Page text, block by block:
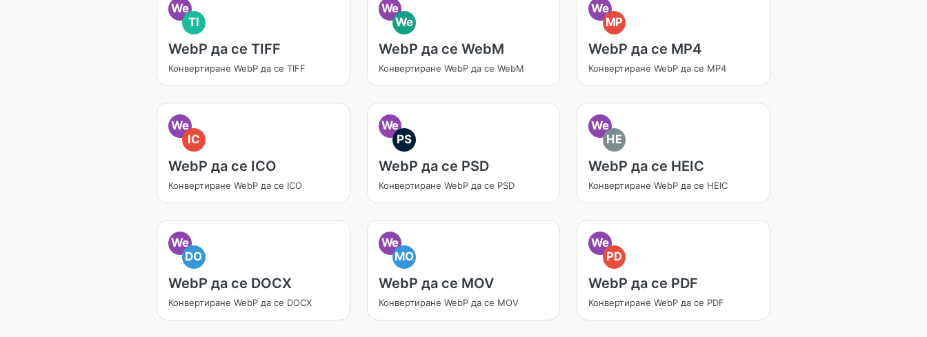
We
TI
WebP да се TIFF
Конвертиране WebP да се TIFF
We
We
WebP да се WebM
Конвертиране WebP да се WebM
We
MP
WebP да се MP4
Конвертиране WebP да се MP4
We
IC
WebP да се ICO
Конвертиране WebP да се ICO
We
PS
WebP да се PSD
Конвертиране WebP да се PSD
We
HE
WebP да се HEIC
Конвертиране WebP да се HEIC
We
DO
WebP да се DOCX
Конвертиране WebP да се DOCX
We
MO
WebP да се MOV
Конвертиране WebP да се MOV
We
PD
WebP да се PDF
Конвертиране WebP да се PDF